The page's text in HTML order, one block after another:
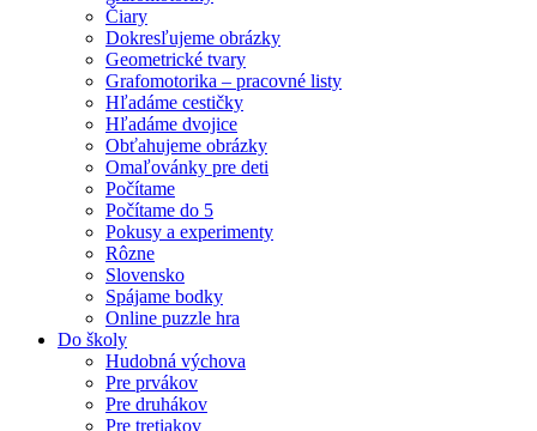
Čiary
Dokresľujeme obrázky
Geometrické tvary
Grafomotorika – pracovné listy
Hľadáme cestičky
Hľadáme dvojice
Obťahujeme obrázky
Omaľovánky pre deti
Počítame
Počítame do 5
Pokusy a experimenty
Rôzne
Slovensko
Spájame bodky
Online puzzle hra
Do školy
Hudobná výchova
Pre prvákov
Pre druhákov
Pre tretiakov